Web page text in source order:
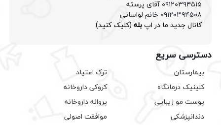
۰۹۱۲۰۳۹۴۵۱۵ آقای پرسته
۰۹۱۲۰۳۹۴۵۰۸ خانم لواسانی
کانال جدید ما در اپبله (کلیک کنید)
دسترسی سریع
بیمارستان
کلینیک درمانگاه
پوست مو زیبایی
دندانپزشکی
ترک اعتیاد
کروکی داروخانه
پروانه داروخانه
موافقت اصولی